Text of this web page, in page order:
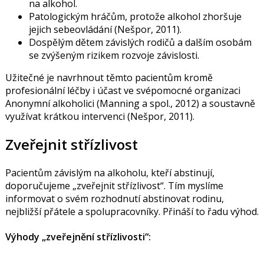
na alkohol.
Patologickým hráčům, protože alkohol zhoršuje
jejich sebeovládání (Nešpor, 2011).
Dospělým dětem závislých rodičů a dalším osobám
se zvýšeným rizikem rozvoje závislosti.
Užitečné je navrhnout těmto pacientům kromě
profesionální léčby i účast ve svépomocné organizaci
Anonymní alkoholici (Manning a spol., 2012) a soustavně
využívat krátkou intervenci (Nešpor, 2011).
Zveřejnit střízlivost
Pacientům závislým na alkoholu, kteří abstinují,
doporučujeme „zveřejnit střízlivost“. Tím myslíme
informovat o svém rozhodnutí abstinovat rodinu,
nejbližší přátele a spolupracovníky. Přináší to řadu výhod.
Výhody „zveřejnění střízlivosti“: